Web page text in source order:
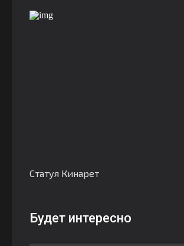
Статуя Кинарет
Будет интересно